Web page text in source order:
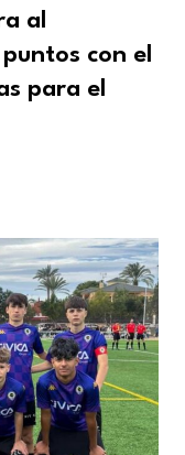
al
con el
para el